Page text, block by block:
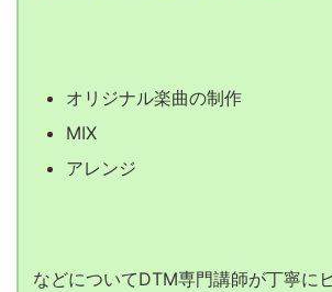
オリジナル楽曲の制作
MIX
アレンジ
などについてDTM専門講師が丁寧に